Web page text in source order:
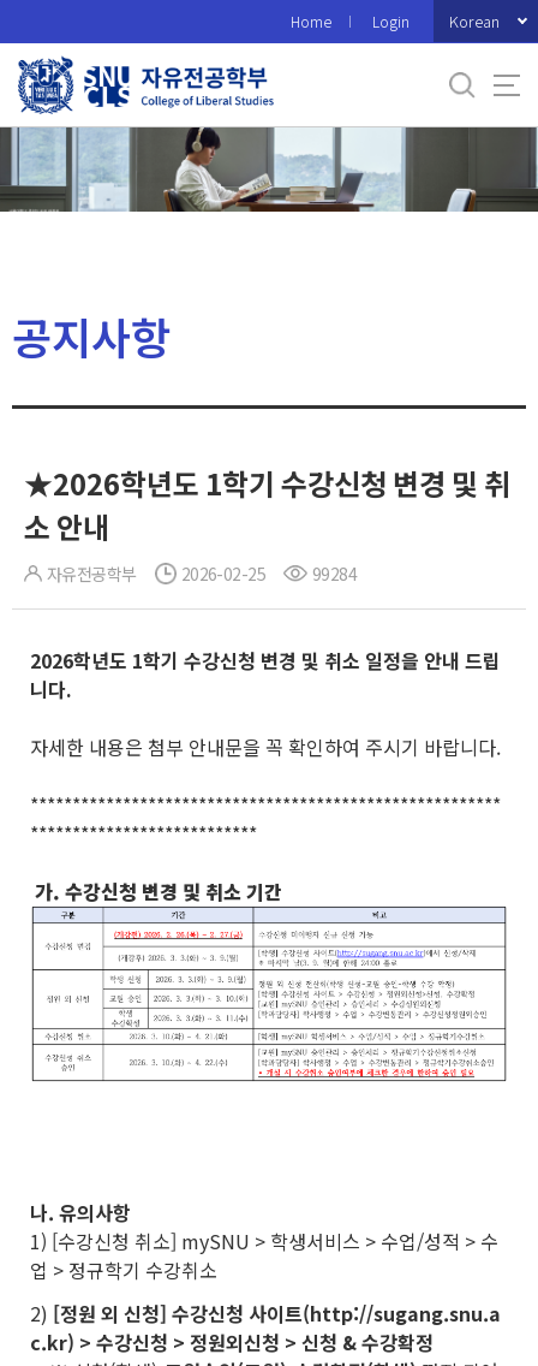
로
메
Home Login Korean
공지사항
★2026학년도 1학기 수강신청 변경 및 취
소 안내
자유전공학부 2026-02-25 99284
2026학년도 1학기 수강신청 변경 및 취소 일정을 안내 드립
니다.
자세한 내용은 첨부 안내문을 꼭 확인하여 주시기 바랍니다.
********************************************************
***************************
가. 수강신청 변경 및 취소 기간
나. 유의사항
1) [수강신청 취소] mySNU > 학생서비스 > 수업/성적 > 수
업 > 정규학기 수강취소
2) [정원 외 신청] 수강신청 사이트(http://sugang.snu.a
c.kr) > 수강신청 > 정원외신청 > 신청 & 수강확정